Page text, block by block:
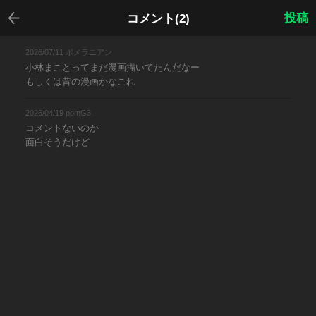
コメント(2)
戻る
投稿
2026/07/11 ポメラニアン
小林まことってまだ漫画描いてたんだなー
もしくは昔の漫画かなこれ
2026/04/19 pomG3
コメントないのか
面白そうだけど